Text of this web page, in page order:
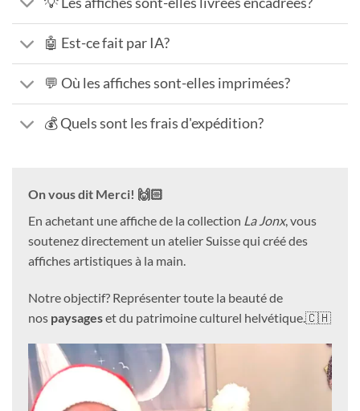
🤖 Est-ce fait par IA?
💬 Où les affiches sont-elles imprimées?
💰 Quels sont les frais d'expédition?
On vous dit Merci! 🙌🏻
En achetant une affiche de la collection La Jonx, vous
soutenez directement un atelier Suisse qui créé des
affiches artistiques à la main.
Notre objectif? Représenter toute la beauté de
nos paysageset du patrimoine culturel helvétique.🇨🇭